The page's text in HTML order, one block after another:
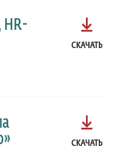
HR-
СКАЧАТЬ
СКАЧАТЬ